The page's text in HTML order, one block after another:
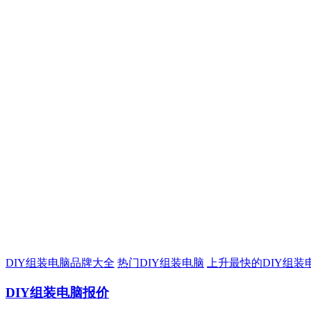
DIY组装电脑品牌大全 热门DIY组装电脑 上升最快的DIY组装
DIY组装电脑报价